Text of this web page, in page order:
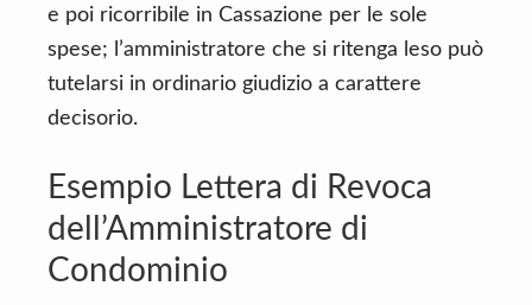
e poi ricorribile in Cassazione per le sole
spese; l’amministratore che si ritenga leso può
tutelarsi in ordinario giudizio a carattere
decisorio.
Esempio Lettera di Revoca
dell’Amministratore di
Condominio